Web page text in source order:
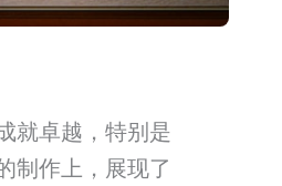
就卓越，特别是
制作上，展现了